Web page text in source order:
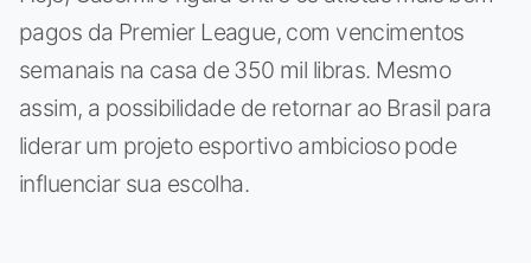
pagos da Premier League, com vencimentos
semanais na casa de 350 mil libras. Mesmo
assim, a possibilidade de retornar ao Brasil para
liderar um projeto esportivo ambicioso pode
influenciar sua escolha.